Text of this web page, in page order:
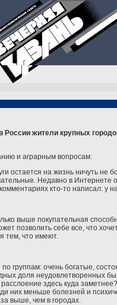
жители крупных
и аграрным вопросам:
на жизнь ничуть не
Недавно в Интернете
кто-то написал: у
выше покупательная
позволить себе все, что
тем, что имеют.
очень богатые,
доля неудовлетворенных
здесь куда
них меньше болезней и
выше, чем в городах.